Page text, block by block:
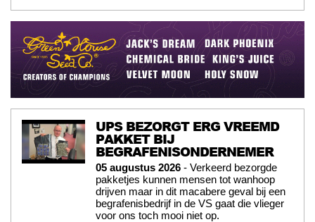
UPS BEZORGT ERG VREEMD
PAKKET BIJ
BEGRAFENISONDERNEMER
05 augustus 2026 - Verkeerd bezorgde
pakketjes kunnen mensen tot wanhoop
drijven maar in dit macabere geval bij een
begrafenisbedrijf in de VS gaat die vlieger
voor ons toch mooi niet op.